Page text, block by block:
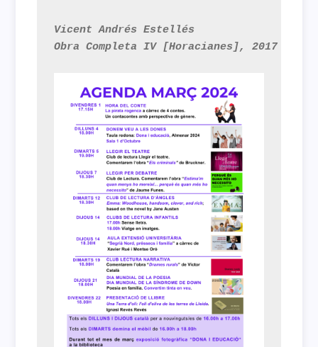
Vicent Andrés Estellés
Obra Completa IV [Horacianes], 2017